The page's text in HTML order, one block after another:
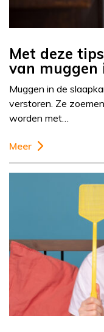
Met deze
van muggen
Muggen in de
verstoren. Ze
worden met…
Meer